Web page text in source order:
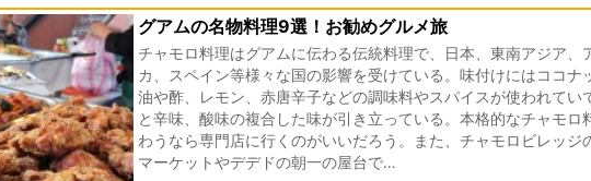
グアムの名物料理9選！お勧めグルメ旅
チャモロ料理はグアムに伝わる伝統料理で、日本、東南アジア、
カ、スペイン等様々な国の影響を受けている。味付けにはココナ
油や酢、レモン、赤唐辛子などの調味料やスパイスが使われてい
と辛味、酸味の複合した味が引き立っている。本格的なチャモロ
わうなら専門店に行くのがいいだろう。また、チャモロビレッジ
マーケットやデデドの朝一の屋台で…